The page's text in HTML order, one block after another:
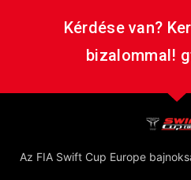
Kérdése van?
bizalommal!
Az FIA Swift Cup Europe